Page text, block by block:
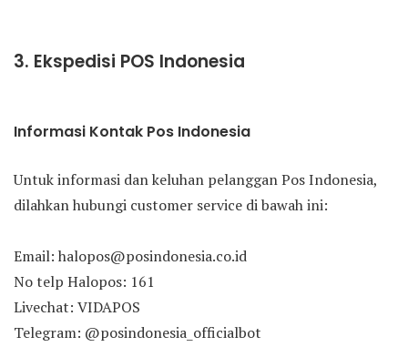
3. Ekspedisi POS Indonesia
Informasi Kontak Pos Indonesia
Untuk informasi dan keluhan pelanggan Pos Indonesia,
dilahkan hubungi customer service di bawah ini:
Email: halopos@posindonesia.co.id
No telp Halopos: 161
Livechat: VIDAPOS
Telegram: @posindonesia_officialbot